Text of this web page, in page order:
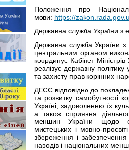
Положення про
мови: https://
Державна служба України з
Державна служба України з
центральним органом
координує Кабінет
реалізує державну політику
та захисту прав корінних
ДЕСС відповідно до
та розвитку самобутності
Україні, задоволенню їх
а також сприяння
меншин України щодо
мистецьких і мовно-
збереження і забезпечення
народів і національних